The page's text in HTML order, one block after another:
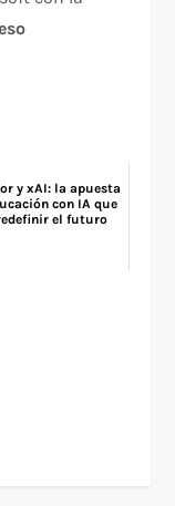
y xAI: la apuesta
con IA que
el futuro